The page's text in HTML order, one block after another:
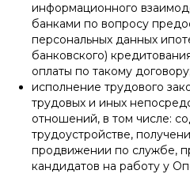
информационного
банками по вопросу
персональных данных
банковского)
оплаты по такому договору;
исполнение трудового
трудовых и иных
отношений, в том числе:
трудоустройстве,
продвижении по службе,
кандидатов на работу у